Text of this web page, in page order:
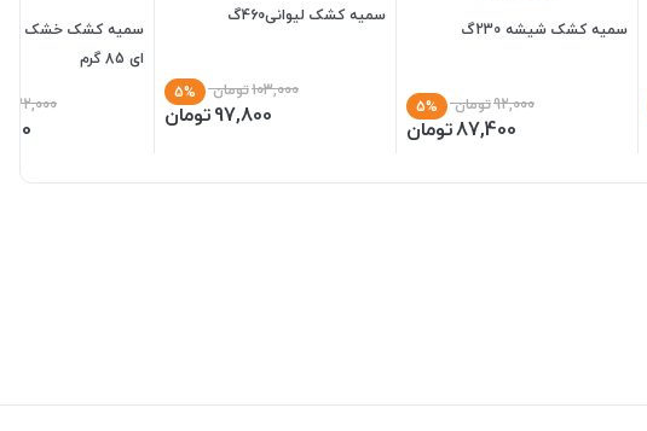
سمیه کشک شیشه 230گ
92,000تومان 5%
87,400تومان
سمیه کشک لیوانی460گ
103,000تومان 5%
97,800تومان
سمیه کشک خشک
ای 85 گرم
122,000